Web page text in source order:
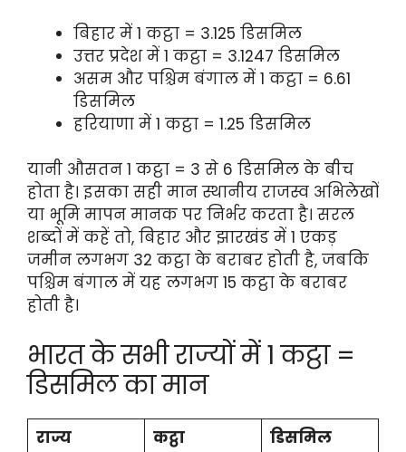
बिहार में 1 कट्ठा = 3.125 डिसमिल
उत्तर प्रदेश में 1 कट्ठा = 3.1247 डिसमिल
असम और पश्चिम बंगाल में 1 कट्ठा = 6.61
डिसमिल
हरियाणा में 1 कट्ठा = 1.25 डिसमिल
यानी औसतन 1 कट्ठा = 3 से 6 डिसमिल के बीच
होता है। इसका सही मान स्थानीय राजस्व अभिलेखों
या भूमि मापन मानक पर निर्भर करता है। सरल
शब्दों में कहें तो, बिहार और झारखंड में 1 एकड़
जमीन लगभग 32 कट्ठा के बराबर होती है, जबकि
पश्चिम बंगाल में यह लगभग 15 कट्ठा के बराबर
होती है।
भारत के सभी राज्यों में 1 कट्ठा =
डिसमिल का मान
राज्य कट्ठा डिसमिल